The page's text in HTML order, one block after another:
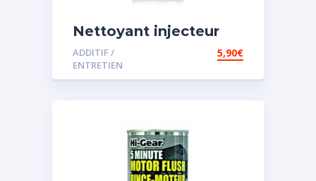
Nettoyant injecteur
diesel
ADDITIF /
ENTRETIEN
5,90€